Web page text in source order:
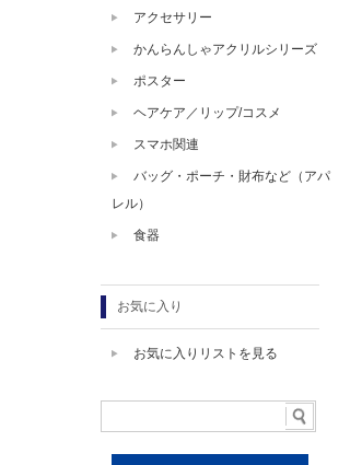
アクセサリー
かんらんしゃアクリルシリーズ
ポスター
ヘアケア／リップ/コスメ
スマホ関連
バッグ・ポーチ・財布など（アパ
レル）
食器
お気に入り
お気に入りリストを見る